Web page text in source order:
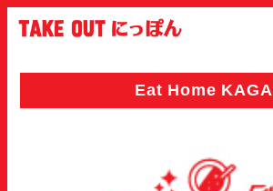
Eat Home KAGA